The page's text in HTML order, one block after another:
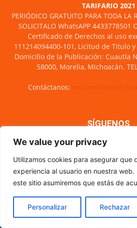
We value your privacy
Utilizamos cookies para asegurar que
experiencia al usuario en nuestra
este sitio asumiremos que estás de
Personalizar Rechazar
TARIFARIO 2021
PERIÓDICO GRATUITO PARA TODA LA
SOLICITALO WhatsAPP 4433778501
Certificado de Derechos al uso
111214094400-101, Licitud de Titulo
Domicilio de la Publicación: Cuautla
58000, Morelia, Michoacán.
Contáctanos:
SÍGUENOS
Nosotros
CÓDIGO DE ÉTICA PERIODÍSTICA
© Encuentro de Michoacán